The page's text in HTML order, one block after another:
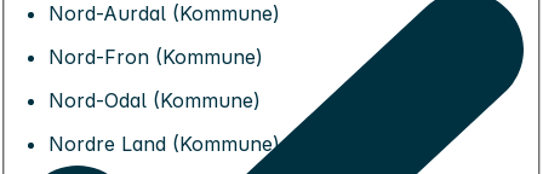
Nord-Aurdal (Kommune)
Nord-Fron (Kommune)
Nord-Odal (Kommune)
Nordre Land (Kommune)